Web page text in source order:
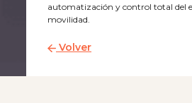
automatización y control total del
movilidad.
Volver